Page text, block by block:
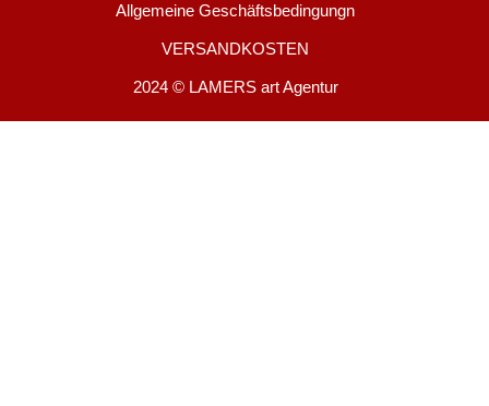
Allgemeine Geschäftsbedingungn
VERSANDKOSTEN
2024 © LAMERS art Agentur